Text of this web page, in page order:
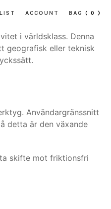
ACCOUNT BAG ( 0 )
i världsklass. Denna
geografisk eller teknisk
Användargränssnitt
detta är den växande
skifte mot friktionsfri